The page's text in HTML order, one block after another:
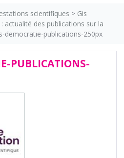
scientifiques > Gis
actualité des publications sur la
democratie-publications-250px
PUBLICATIONS-